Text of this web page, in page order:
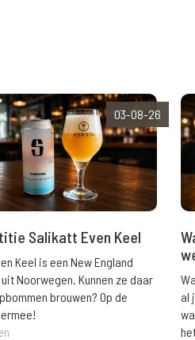
03-08-26
Salikatt Even Keel
Keel is een New England
uit Noorwegen. Kunnen ze daar
brouwen? Op de
al